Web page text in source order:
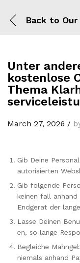
Back to
Unter
kostenlose
Thema
March 27, 2026 /
Gib Deine
autorisierten
Gib folgende
keinen fall
Endgerat der
Lasse Deinen
en, so lange
Begleiche
niemals anhand